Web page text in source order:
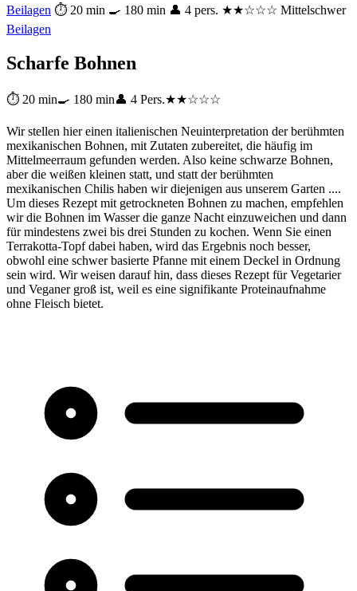
Beilagen ⏱ 20 min 🍳 180 min 👤 4 pers. ★★☆☆☆ Mittelschwer
Beilagen
Scharfe Bohnen
⏱ 20 min🍳 180 min👤 4 Pers.★★☆☆☆
Wir stellen hier einen italienischen Neuinterpretation der berühmten
mexikanischen Bohnen, mit Zutaten zubereitet, die häufig im
Mittelmeerraum gefunden werden. Also keine schwarze Bohnen,
aber die weißen kleinen statt, und statt der berühmten
mexikanischen Chilis haben wir diejenigen aus unserem Garten ....
Um dieses Rezept mit getrockneten Bohnen zu machen, empfehlen
wir die Bohnen im Wasser die ganze Nacht einzuweichen und dann
für mindestens zwei bis drei Stunden zu kochen. Wenn Sie einen
Terrakotta-Topf dabei haben, wird das Ergebnis noch besser,
obwohl eine schwer basierte Pfanne mit einem Deckel in Ordnung
sein wird. Wir weisen darauf hin, dass dieses Rezept für Vegetarier
und Veganer groß ist, weil es eine signifikante Proteinaufnahme
ohne Fleisch bietet.